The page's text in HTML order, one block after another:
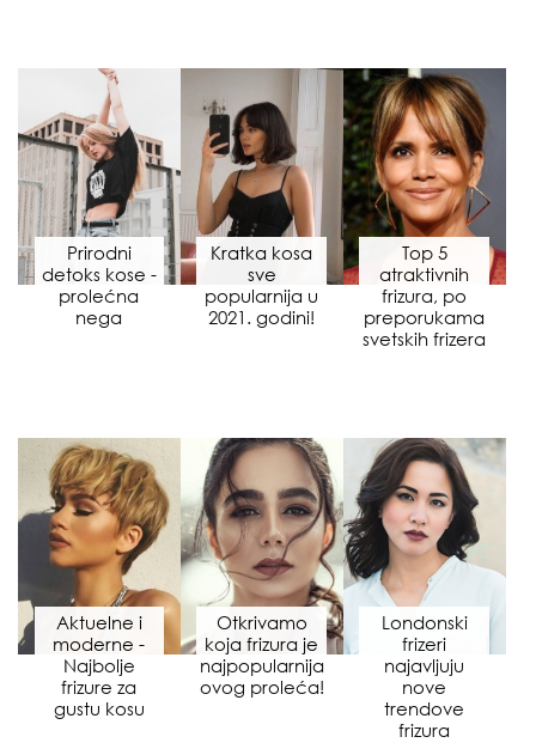
Prirodni
detoks kose -
prolećna
nega
Kratka kosa
sve
popularnija u
2021. godini!
Top 5
atraktivnih
frizura, po
preporukama
svetskih frizera
Aktuelne i
moderne -
Najbolje
frizure za
gustu kosu
Otkrivamo
koja frizura je
najpopularnija
ovog proleća!
Londonski
frizeri
najavljuju
nove
trendove
frizura